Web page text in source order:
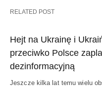
RELATED POST
Hejt na Ukrainę i
przeciwko Polsce
dezinformacyjną
Jeszcze kilka lat temu wielu